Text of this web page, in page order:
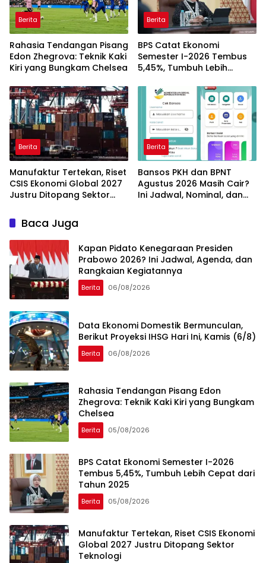
Berita
Rahasia Tendangan Pisang
Edon Zhegrova: Teknik Kaki
Kiri yang Bungkam Chelsea
Berita
BPS Catat Ekonomi
Semester I-2026 Tembus
5,45%, Tumbuh Lebih
Berita
Manufaktur Tertekan, Riset
CSIS Ekonomi Global 2027
Justru Ditopang Sektor
Berita
Bansos PKH dan BPNT
Agustus 2026 Masih Cair?
Ini Jadwal, Nominal, dan
Baca Juga
Kapan Pidato Kenegaraan Presiden
Prabowo 2026? Ini Jadwal, Agenda, dan
Rangkaian Kegiatannya
Berita 06/08/2026
Data Ekonomi Domestik Bermunculan,
Berikut Proyeksi IHSG Hari Ini, Kamis (6/8)
Berita 06/08/2026
Rahasia Tendangan Pisang Edon
Zhegrova: Teknik Kaki Kiri yang Bungkam
Chelsea
Berita 05/08/2026
BPS Catat Ekonomi Semester I-2026
Tembus 5,45%, Tumbuh Lebih Cepat dari
Tahun 2025
Berita 05/08/2026
Manufaktur Tertekan, Riset CSIS Ekonomi
Global 2027 Justru Ditopang Sektor
Teknologi